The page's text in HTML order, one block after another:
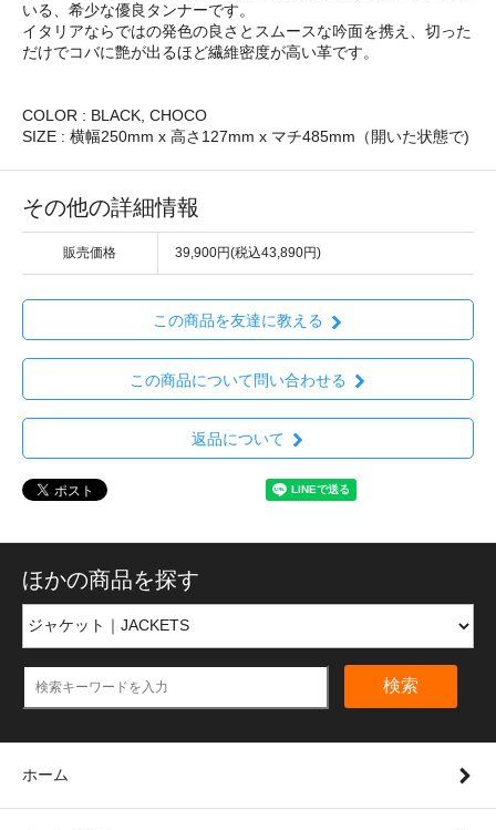
いる、希少な優良タンナーです。
イタリアならではの発色の良さとスムースな吟面を携え、切った
だけでコバに艶が出るほど繊維密度が高い革です。
COLOR : BLACK, CHOCO
SIZE : 横幅250mm x 高さ127mm x マチ485mm（開いた状態で)
その他の詳細情報
販売価格 39,900円(税込43,890円)
この商品を友達に教える
この商品について問い合わせる
返品について
ほかの商品を探す
検索
ホーム